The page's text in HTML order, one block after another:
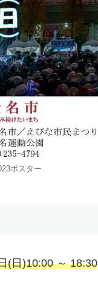
ポスター
(日)10:00 ～ 18:30